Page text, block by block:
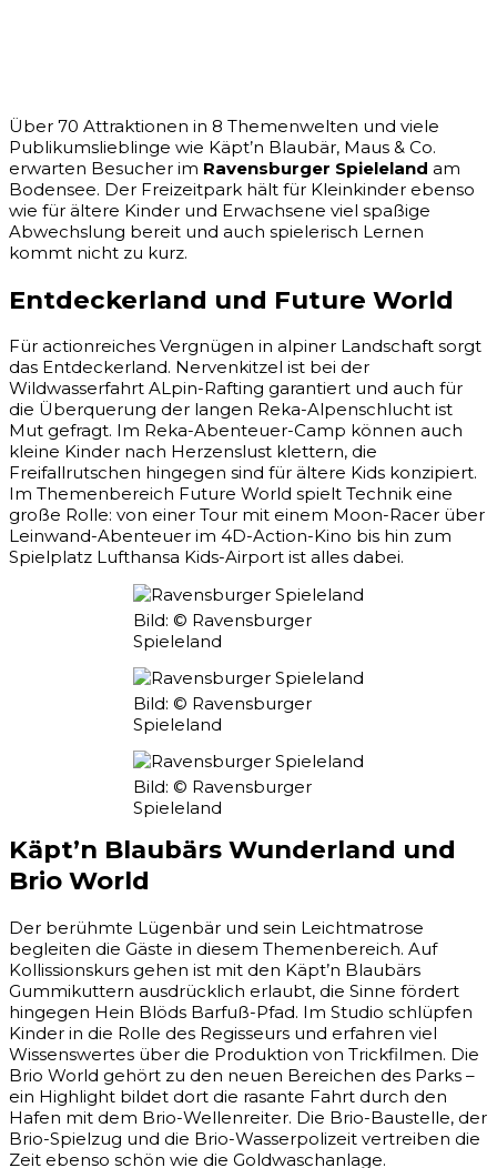
Über 70 Attraktionen in 8 Themenwelten und viele
Publikumslieblinge wie Käpt’n Blaubär, Maus & Co.
erwarten Besucher im Ravensburger Spieleland am
Bodensee. Der Freizeitpark hält für Kleinkinder ebenso
wie für ältere Kinder und Erwachsene viel spaßige
Abwechslung bereit und auch spielerisch Lernen
kommt nicht zu kurz.
Entdeckerland und Future World
Für actionreiches Vergnügen in alpiner Landschaft sorgt
das Entdeckerland. Nervenkitzel ist bei der
Wildwasserfahrt ALpin-Rafting garantiert und auch für
die Überquerung der langen Reka-Alpenschlucht ist
Mut gefragt. Im Reka-Abenteuer-Camp können auch
kleine Kinder nach Herzenslust klettern, die
Freifallrutschen hingegen sind für ältere Kids konzipiert.
Im Themenbereich Future World spielt Technik eine
große Rolle: von einer Tour mit einem Moon-Racer über
Leinwand-Abenteuer im 4D-Action-Kino bis hin zum
Spielplatz Lufthansa Kids-Airport ist alles dabei.
Bild: © Ravensburger
Spieleland
Bild: © Ravensburger
Spieleland
Bild: © Ravensburger
Spieleland
Käpt’n Blaubärs Wunderland und
Brio World
Der berühmte Lügenbär und sein Leichtmatrose
begleiten die Gäste in diesem Themenbereich. Auf
Kollissionskurs gehen ist mit den Käpt’n Blaubärs
Gummikuttern ausdrücklich erlaubt, die Sinne fördert
hingegen Hein Blöds Barfuß-Pfad. Im Studio schlüpfen
Kinder in die Rolle des Regisseurs und erfahren viel
Wissenswertes über die Produktion von Trickfilmen. Die
Brio World gehört zu den neuen Bereichen des Parks –
ein Highlight bildet dort die rasante Fahrt durch den
Hafen mit dem Brio-Wellenreiter. Die Brio-Baustelle, der
Brio-Spielzug und die Brio-Wasserpolizeit vertreiben die
Zeit ebenso schön wie die Goldwaschanlage.